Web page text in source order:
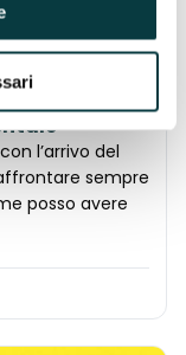
l’arrivo del
sempre
posso avere